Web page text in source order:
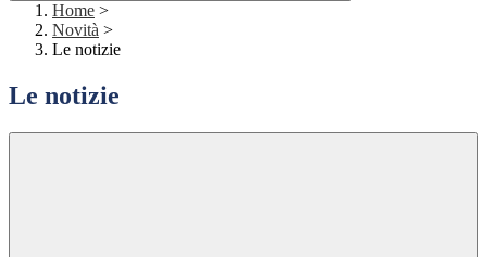
Home >
Novità >
Le notizie
Le notizie